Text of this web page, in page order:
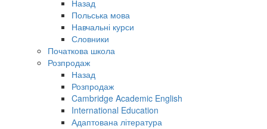
Назад
Польська мова
Навчальні курси
Словники
Початкова школа
Розпродаж
Назад
Розпродаж
Cambridge Academic English
International Education
Адаптована література